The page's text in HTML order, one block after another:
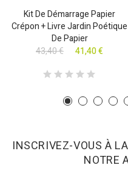
Kit De Démarrage Papier
Crépon + Livre Jardin Poétique
De Papier
43,40 €
41,40 €
INSCRIVEZ-VOUS À
NOTRE